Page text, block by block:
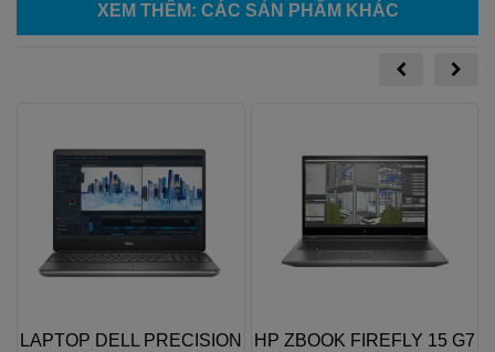
XEM THÊM: CÁC SẢN PHẨM KHÁC
LAPTOP DELL PRECISION
HP ZBOOK FIREFLY 15 G7